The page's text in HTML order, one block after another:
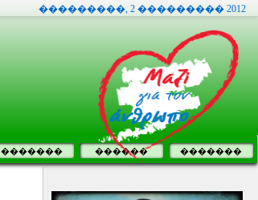
���������, 2 ��������� 2012
������� ������ �������